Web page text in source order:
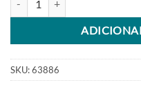
SKU:63886